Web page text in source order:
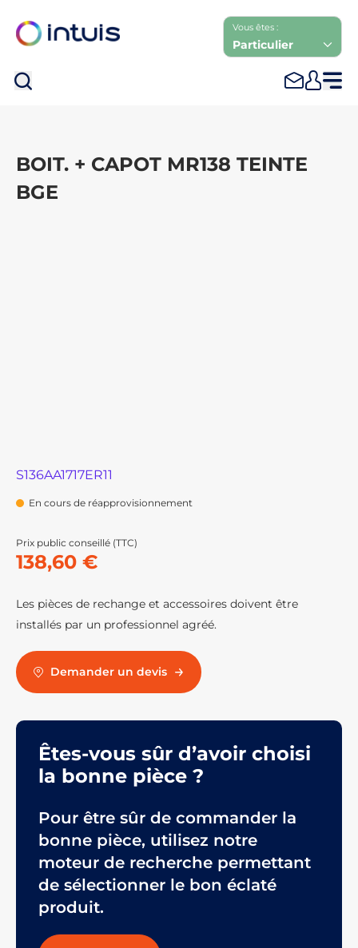
Vous êtes :
Particulier
BOIT. + CAPOT MR138 TEINTE
BGE
S136AA1717ER11
En cours de réapprovisionnement
Prix public conseillé (TTC)
138,60 €
Les pièces de rechange et accessoires doivent être
installés par un professionnel agréé.
Demander un devis
Êtes-vous sûr d’avoir choisi
la bonne pièce ?
Pour être sûr de commander la
bonne pièce, utilisez notre
moteur de recherche permettant
de sélectionner le bon éclaté
produit.